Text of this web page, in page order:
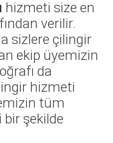
hizmeti size en
verilir.
sizlere çilingir
ekip üyemizin
da
hizmeti
tüm
şekilde